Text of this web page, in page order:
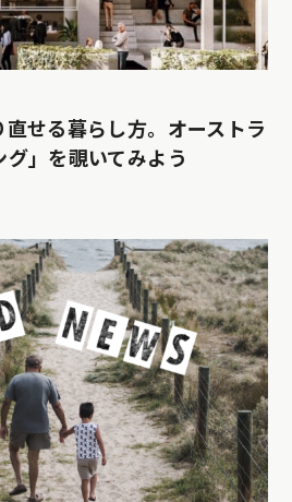
せる暮らし方。オーストラ
」を覗いてみよう